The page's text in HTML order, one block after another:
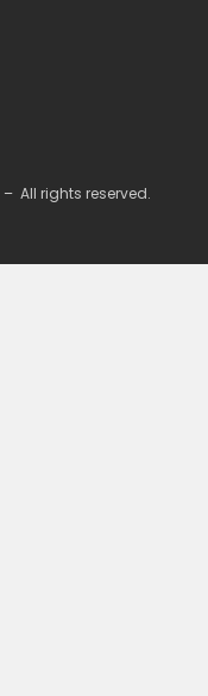
– All rights reserved.